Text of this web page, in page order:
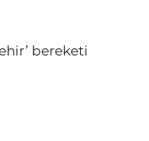
bereketi